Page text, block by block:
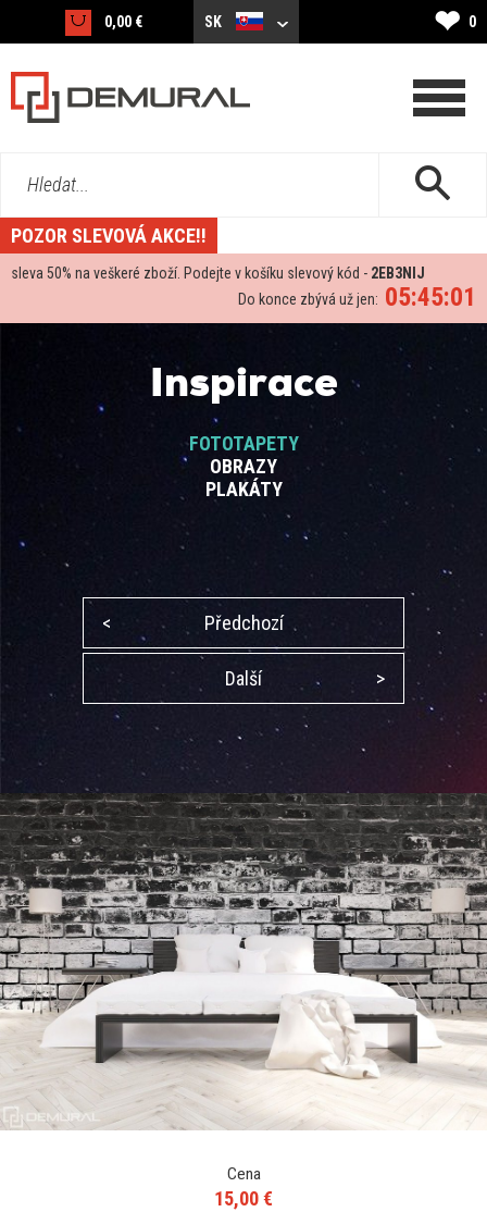
0,00 € SK ❤ 0
Hledat...
POZOR SLEVOVÁ AKCE!!
sleva 50% na veškeré zboží. Podejte v košíku slevový kód - 2EB3NIJ
05:45:00
Do konce zbývá už jen:
Inspirace
FOTOTAPETY
OBRAZY
PLAKÁTY
< Předchozí
Další >
Cena
15,00 €